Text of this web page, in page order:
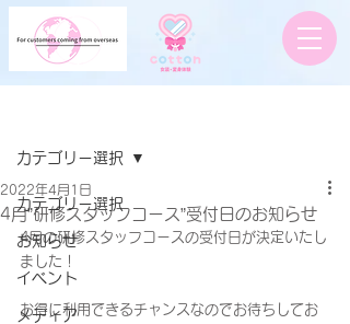
カテゴリー選択
お知らせ
イベント
メディア
カテゴリー選択
4月”研修スタッフコース”受付日のお知らせ
2022年4月1日
4月の研修スタッフコースの受付日が決定いたし
ました！
お得に利用できるチャンスなのでお待ちしてお